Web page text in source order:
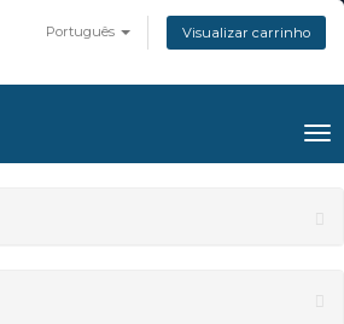
Português Visualizar carrinho